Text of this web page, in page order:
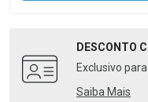
DESCONTO
Exclusivo
Saiba Mais